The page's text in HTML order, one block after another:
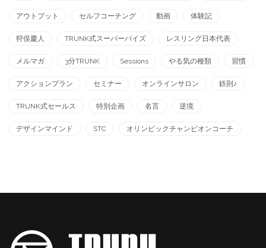
アウトプット セルフコーチング 動画 体験記
狩俣慶人 TRUNK式スーパーバイズ レスリング日本代表
メルマガ 3分TRUNK Sessions やる気の種類 習慣
アクションプラン セミナー オンラインサロン 鉄則♪
TRUNK式セールス 特別企画 名言 逆境
デザインマインド STC オリンピックチャンピオンコーチ